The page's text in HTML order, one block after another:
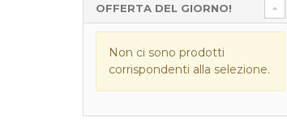
OFFERTA DEL GIORNO!
Non ci sono prodotti
corrispondenti alla selezione.